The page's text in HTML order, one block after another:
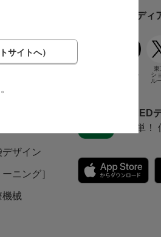
ザイン
ニング］
械
ソーシャルメディ
デンタル
東
シ
ル
FEED
簡単！